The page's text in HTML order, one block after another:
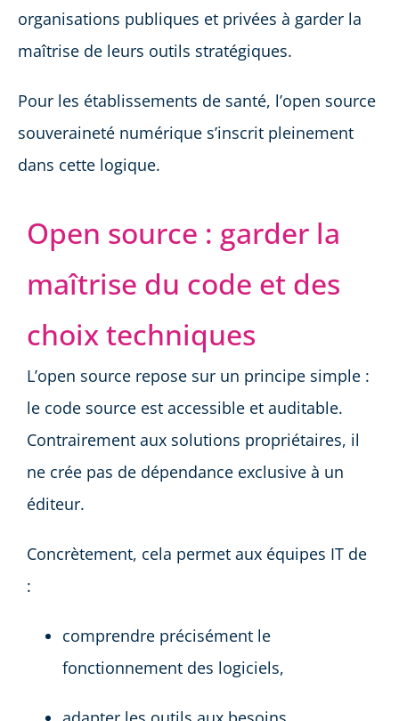
organisations publiques et privées à garder la
maîtrise de leurs outils stratégiques.
Pour les établissements de santé, l’open source
souveraineté numérique s’inscrit pleinement
dans cette logique.
Open source : garder la
maîtrise du code et des
choix techniques
L’open source repose sur un principe simple :
le code source est accessible et auditable.
Contrairement aux solutions propriétaires, il
ne crée pas de dépendance exclusive à un
éditeur.
Concrètement, cela permet aux équipes IT de
:
comprendre précisément le
fonctionnement des logiciels,